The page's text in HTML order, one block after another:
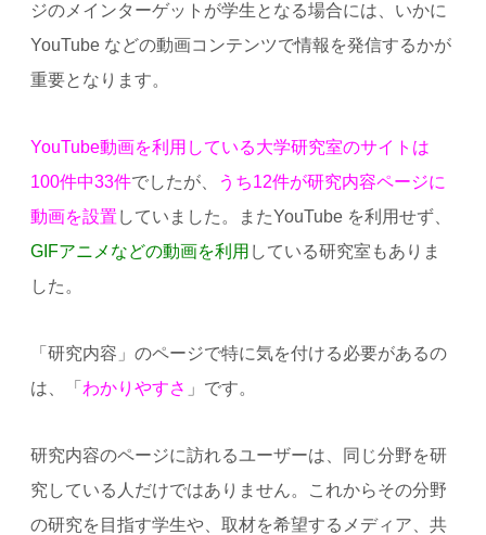
ジのメインターゲットが学生となる場合には、いかに
YouTube などの動画コンテンツで情報を発信するかが
重要となります。
YouTube動画を利用している大学研究室のサイトは
100件中33件でしたが、
うち12件が研究内容ページに
動画を設置 していました。またYouTube を利用せず、
GIFアニメなどの動画を利用 している研究室もありま
した。
「研究内容」のページで特に気を付ける必要があるの
は、「 わかりやすさ 」です。
研究内容のページに訪れるユーザーは、同じ分野を研
究している人だけではありません。これからその分野
の研究を目指す学生や、取材を希望するメディア、共